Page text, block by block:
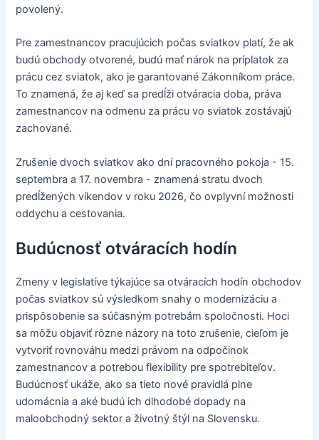
povolený.
Pre zamestnancov pracujúcich počas sviatkov platí, že ak
budú obchody otvorené, budú mať nárok na príplatok za
prácu cez sviatok, ako je garantované Zákonníkom práce.
To znamená, že aj keď sa predĺži otváracia doba, práva
zamestnancov na odmenu za prácu vo sviatok zostávajú
zachované.
Zrušenie dvoch sviatkov ako dní pracovného pokoja - 15.
septembra a 17. novembra - znamená stratu dvoch
predĺžených víkendov v roku 2026, čo ovplyvní možnosti
oddychu a cestovania.
Budúcnosť otváracích hodín
Zmeny v legislatíve týkajúce sa otváracích hodín obchodov
počas sviatkov sú výsledkom snahy o modernizáciu a
prispôsobenie sa súčasným potrebám spoločnosti. Hoci
sa môžu objaviť rôzne názory na toto zrušenie, cieľom je
vytvoriť rovnováhu medzi právom na odpočinok
zamestnancov a potrebou flexibility pre spotrebiteľov.
Budúcnosť ukáže, ako sa tieto nové pravidlá plne
udomácnia a aké budú ich dlhodobé dopady na
maloobchodný sektor a životný štýl na Slovensku.